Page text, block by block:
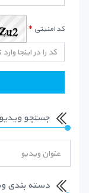
کد امنیتی*
جستجو ویدیو
دسته بندی